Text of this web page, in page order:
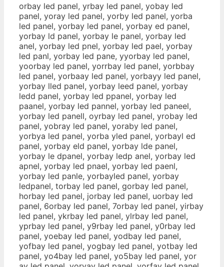
orbay led panel, yrbay led panel, yobay led
panel, yoray led panel, yorby led panel, yorba
led panel, yorbay led panel, yorbay ed panel,
yorbay ld panel, yorbay le panel, yorbay led
anel, yorbay led pnel, yorbay led pael, yorbay
led panl, yorbay led pane, yyorbay led panel,
yoorbay led panel, yorrbay led panel, yorbbay
led panel, yorbaay led panel, yorbayy led panel,
yorbay lled panel, yorbay leed panel, yorbay
ledd panel, yorbay led ppanel, yorbay led
paanel, yorbay led pannel, yorbay led paneel,
yorbay led panell, oyrbay led panel, yrobay led
panel, yobray led panel, yoraby led panel,
yorbya led panel, yorba yled panel, yorbayl ed
panel, yorbay eld panel, yorbay lde panel,
yorbay le dpanel, yorbay ledp anel, yorbay led
apnel, yorbay led pnael, yorbay led paenl,
yorbay led panle, yorbayled panel, yorbay
ledpanel, torbay led panel, gorbay led panel,
horbay led panel, jorbay led panel, uorbay led
panel, 6orbay led panel, 7orbay led panel, yirbay
led panel, ykrbay led panel, ylrbay led panel,
yprbay led panel, y9rbay led panel, y0rbay led
panel, yoebay led panel, yodbay led panel,
yofbay led panel, yogbay led panel, yotbay led
panel, yo4bay led panel, yo5bay led panel, yor